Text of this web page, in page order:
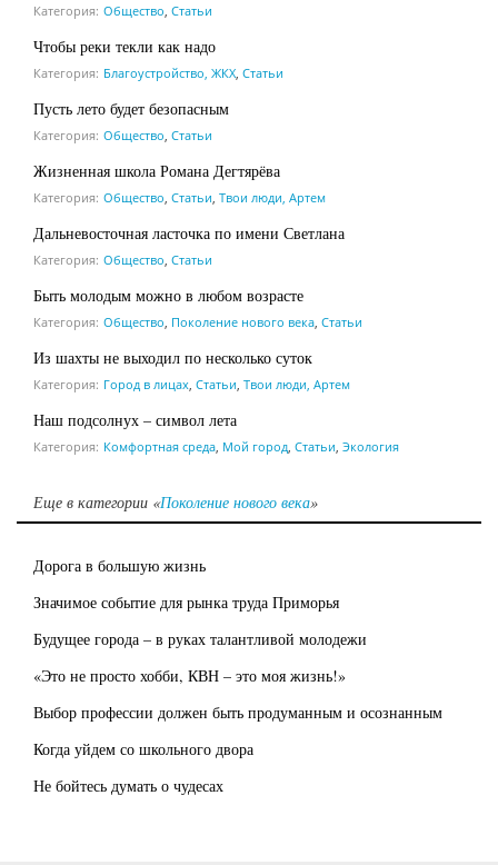
Категория: Общество Статьи
Чтобы реки текли как надо
Категория: Благоустройство, ЖКХ Статьи
Пусть лето будет безопасным
Категория: Общество Статьи
Жизненная школа Романа Дегтярёва
Категория: Общество Статьи Твои люди, Артем
Дальневосточная ласточка по имени Светлана
Категория: Общество Статьи
Быть молодым можно в любом возрасте
Категория: Общество Поколение нового века Статьи
Из шахты не выходил по несколько суток
Категория: Город в лицах Статьи Твои люди, Артем
Наш подсолнух – символ лета
Категория: Комфортная среда Мой город Статьи Экология
Еще в категории «Поколение нового века»
Дорога в большую жизнь
Значимое событие для рынка труда Приморья
Будущее города – в руках талантливой молодежи
«Это не просто хобби, КВН – это моя жизнь!»
Выбор профессии должен быть продуманным и осознанным
Когда уйдем со школьного двора
Не бойтесь думать о чудесах